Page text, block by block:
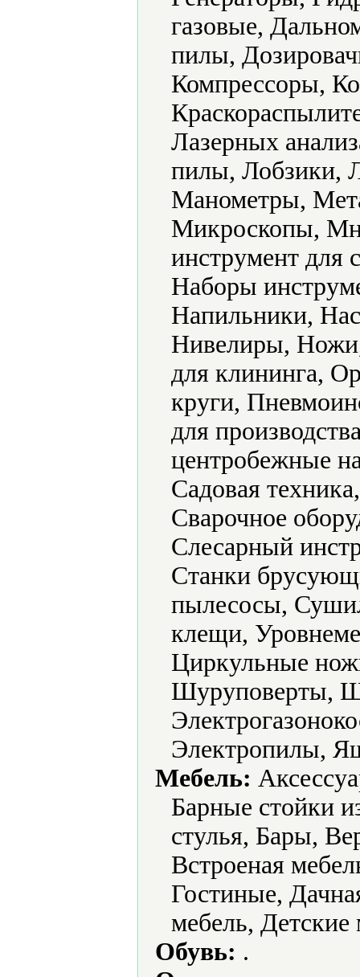
газовые,
пилы,
Компрессоры,
Лазерных
пилы, Лобзики,
Манометры,
Микроскопы,
инструмент
Наборы
Напильники,
Нивелиры,
для клининга,
круги,
для
центробежные
Садовая
Сварочное
Слесарный
Станки
пылесосы,
клещи,
Циркульные
Шуруповерты,
Электропилы,
Мебель:
Барные стойки
стулья, Бары,
Встроеная
Гостиные,
мебель, Детские
Обувь: .